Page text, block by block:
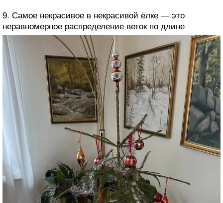
9. Самое некрасивое в некрасивой ёлке — это
неравномерное распределение веток по длине